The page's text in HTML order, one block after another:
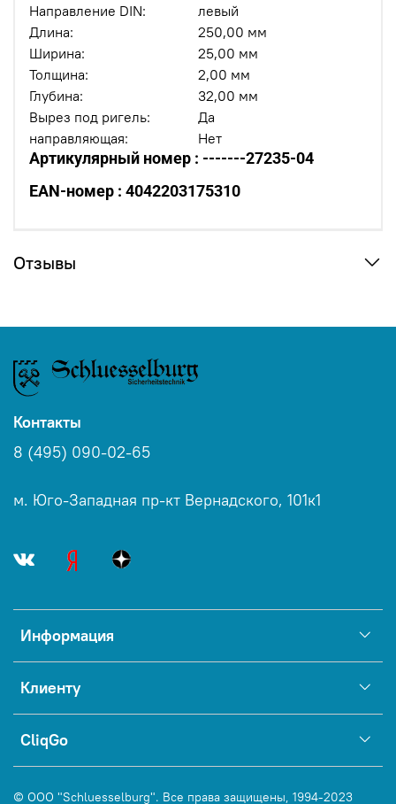
Направление DIN:
левый
Длина:
250,00 мм
Ширина:
25,00 мм
Толщина:
2,00 мм
Глубина:
32,00 мм
Вырез под ригель:
Да
направляющая:
Нет
Артикулярный номер : -------27235-04
EAN-номер : 4042203175310
Отзывы
Информация
Клиенту
CliqGo
Контакты
8 (495) 090-02-65
м. Юго-Западная пр-кт Вернадского, 101к1
© ООО "Schluesselburg". Все права защищены, 1994-2023